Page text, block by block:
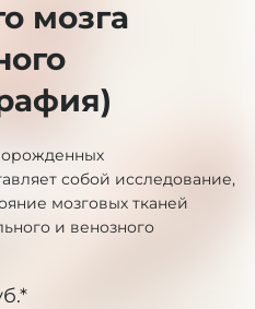
мозга
собой исследование,
мозговых тканей
и венозного